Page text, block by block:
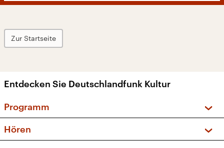
Zur Startseite
Entdecken Sie Deutschlandfunk Kultur
Programm
Sendungen und Podcasts
Hören